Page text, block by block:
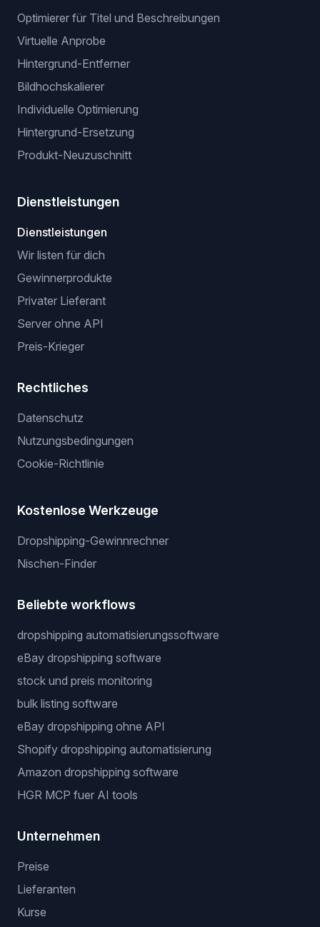
Optimierer für Titel und Beschreibungen
Virtuelle Anprobe
Hintergrund-Entferner
Bildhochskalierer
Individuelle Optimierung
Hintergrund-Ersetzung
Produkt-Neuzuschnitt
Dienstleistungen
Dienstleistungen
Wir listen für dich
Gewinnerprodukte
Privater Lieferant
Server ohne API
Preis-Krieger
Rechtliches
Datenschutz
Nutzungsbedingungen
Cookie-Richtlinie
Kostenlose Werkzeuge
Dropshipping-Gewinnrechner
Nischen-Finder
Beliebte workflows
dropshipping automatisierungssoftware
eBay dropshipping software
stock und preis monitoring
bulk listing software
eBay dropshipping ohne API
Shopify dropshipping automatisierung
Amazon dropshipping software
HGR MCP fuer AI tools
Unternehmen
Preise
Lieferanten
Kurse